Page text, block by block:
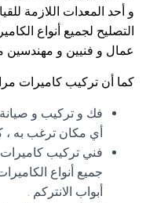
و أحد المعدات اللازمة
التصليح لجميع أنواع
عمال و فنيين و
كما أن تركيب كاميرات
فك و تركيب و صيانة
أي مكان ترغب به ،
فني تركيب
جميع أنواع
أبواب الانتركم .